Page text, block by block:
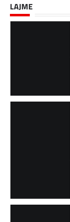
LAJME